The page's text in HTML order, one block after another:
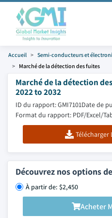
Accueil Semi-conducteurs et
Marché de la détection des fuites
Marché de la détection
2022 to 2032
ID du rapport: GMI7101Date de
Format du rapport: PDF/Excel/
Télécharger
Découvrez nos options
À partir de: $2,450
Acheter